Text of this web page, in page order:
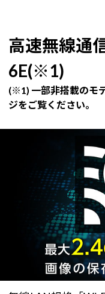
高速無線通
6E(※1)
(※1) 一部非搭載のモ
ジをご覧ください。